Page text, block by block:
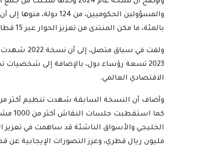
بالمئة، ما مكن المنتدى من تعزيز الحوار عبر 15 قطاعا مختلفا، متجاوزا مجالات الطاقة والتمويل والتكنولوجيا.
2023 تسعة رؤساء دول، بالإضافة إلى شخصيات
الاقتصادي العالمي.
كما
مليون ريال قطري، وعزز التصورات الإيجابية عن قطر
بمدينة الإنتاج...
04-12